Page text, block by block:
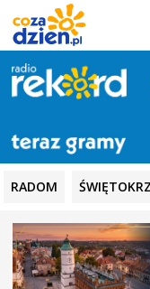
RADOM